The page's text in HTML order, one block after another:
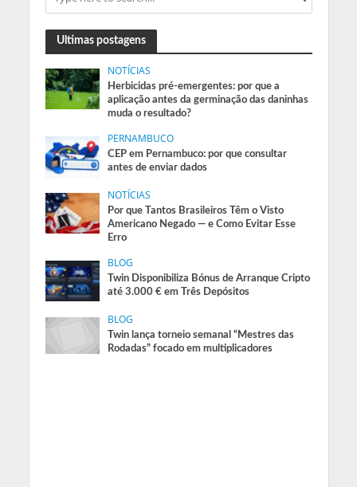
Ultimas postagens
NOTÍCIAS
Herbicidas pré-emergentes: por que a
aplicação antes da germinação das daninhas
muda o resultado?
PERNAMBUCO
CEP em Pernambuco: por que consultar
antes de enviar dados
NOTÍCIAS
Por que Tantos Brasileiros Têm o Visto
Americano Negado — e Como Evitar Esse
Erro
BLOG
Twin Disponibiliza Bónus de Arranque Cripto
até 3.000 € em Três Depósitos
BLOG
Twin lança torneio semanal “Mestres das
Rodadas” focado em multiplicadores